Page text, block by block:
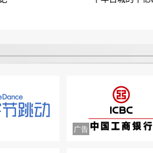
虚假宣传，不履行合同
预售年卡自动被激活，
近3个月周末不能预约，
中山市正德二手车交易